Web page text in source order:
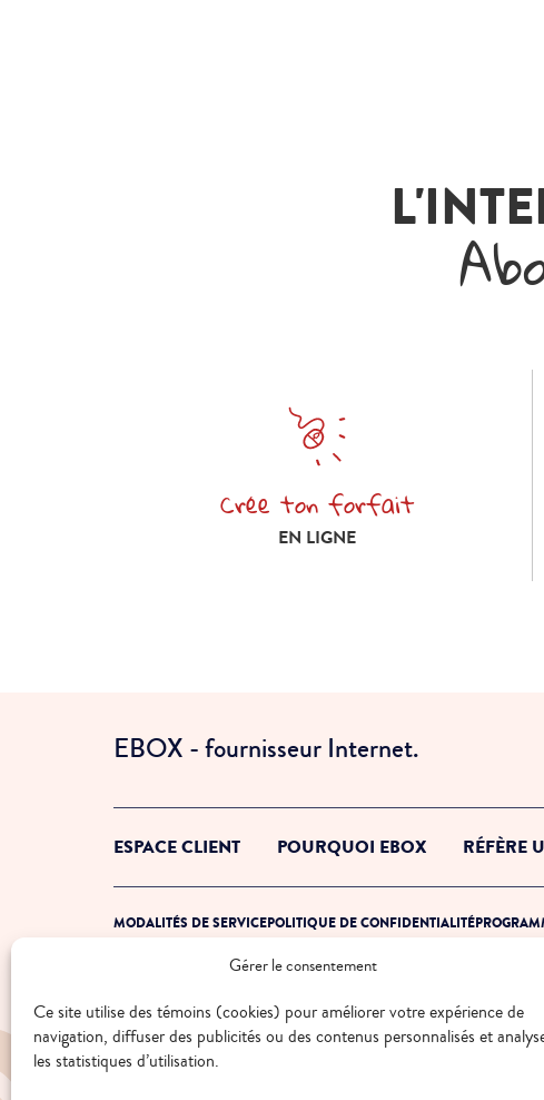
Gérer le consentement
Ce site utilise des témoins (cookies) pour améliorer votre expérience de
navigation, diffuser des publicités ou des contenus personnalisés et
les statistiques d’utilisation.
Crée ton forfait
Crée ton forfait en ligne
EN LIGNE
EBOX - fournisseur Internet.
ESPACE CLIENT POURQUOI EBOX RÉFÈRE
MODALITÉS DE SERVICEPOLITIQUE DE CONFIDENTIALITÉ
© 2026 EBOX. Tous droits réservés.